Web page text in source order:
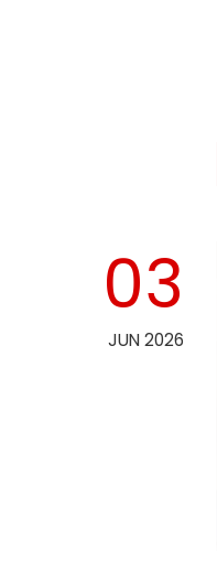
03
JUN 2026